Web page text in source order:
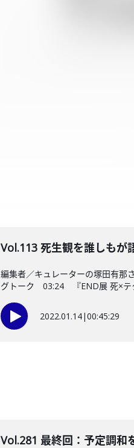
Vol.113 死生観を誰しもが
編集者／キュレーターの塚田有那
グトーク 03:24 『END展 死×テ
2022.01.14|00:45:29
Vol.281 最終回：予定調和